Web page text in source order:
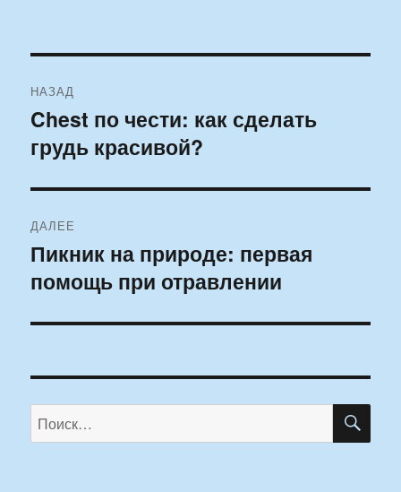
по
записям
НАЗАД
Предыдущая
запись:
Chest по чести: как сделать
грудь красивой?
ДАЛЕЕ
Следующая
запись:
Пикник на природе: первая
помощь при отравлении
Искать: